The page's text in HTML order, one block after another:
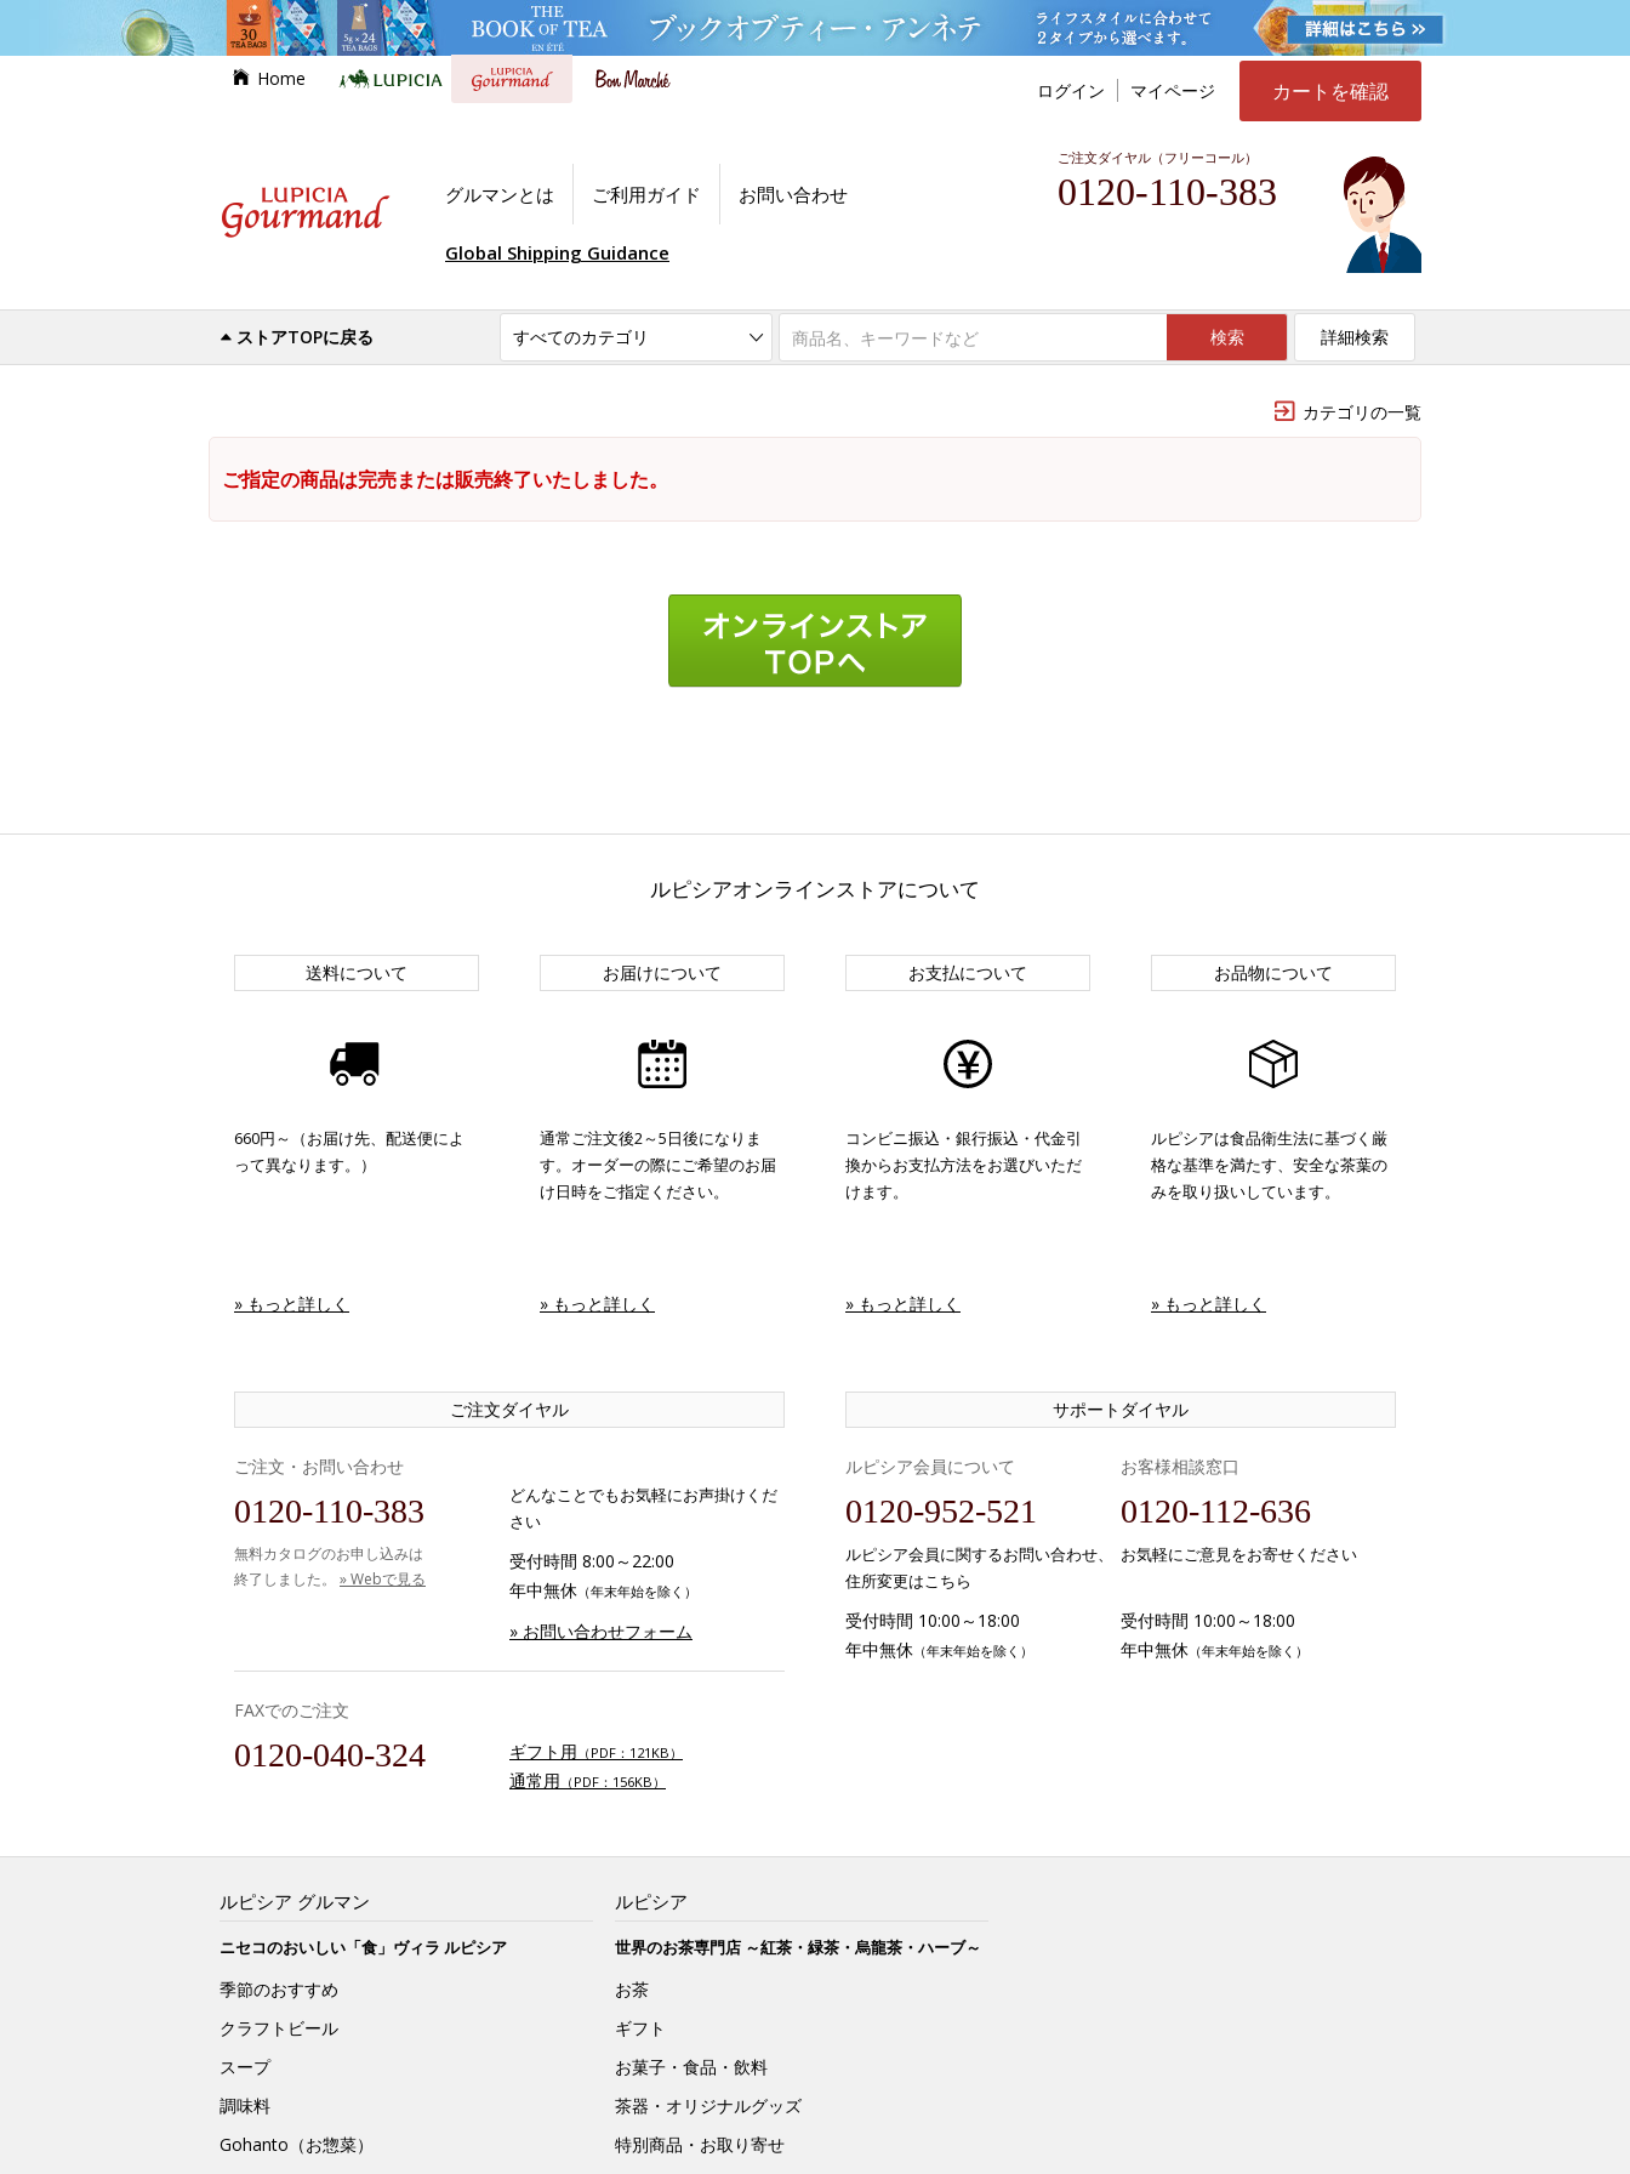
Home
ログイン マイページ カートを確認
グルマンとは ご利用ガイド お問い合わせ
ご注文ダイヤル（フリーコール）
0120-110-383
Global Shipping Guidance
ストアTOPに戻る 検索 詳細検索
カテゴリの一覧
ご指定の商品は完売または販売終了いたしました。
ルピシアオンラインストアについて
送料について
660円～（お届け先、配送便によ
って異なります。）
» もっと詳しく
お届けについて
通常ご注文後2～5日後になりま
す。オーダーの際にご希望のお届
け日時をご指定ください。
» もっと詳しく
お支払について
コンビニ振込・銀行振込・代金引
換からお支払方法をお選びいただ
けます。
» もっと詳しく
お品物について
ルピシアは食品衛生法に基づく厳
格な基準を満たす、安全な茶葉の
みを取り扱いしています。
» もっと詳しく
ご注文ダイヤル
ご注文・お問い合わせ
0120-110-383
無料カタログのお申し込みは
終了しました。 » Webで見る
どんなことでもお気軽にお声掛けくだ
さい
受付時間 8:00～22:00
年中無休 （年末年始を除く）
» お問い合わせフォーム
FAXでのご注文
0120-040-324 ギフト用 （PDF：121KB）
通常用 （PDF：156KB）
サポートダイヤル
ルピシア会員について
0120-952-521
ルピシア会員に関するお問い合わせ、
住所変更はこちら
受付時間 10:00～18:00
年中無休 （年末年始を除く）
お客様相談窓口
0120-112-636
お気軽にご意見をお寄せください
受付時間 10:00～18:00
年中無休 （年末年始を除く）
ルピシア グルマン
ニセコのおいしい「食」ヴィラ ルピシア
季節のおすすめ
クラフトビール
スープ
調味料
Gohanto（お惣菜）
ルピシア
世界のお茶専門店 ～紅茶・緑茶・烏龍茶・ハーブ～
お茶
ギフト
お菓子・食品・飲料
茶器・オリジナルグッズ
特別商品・お取り寄せ